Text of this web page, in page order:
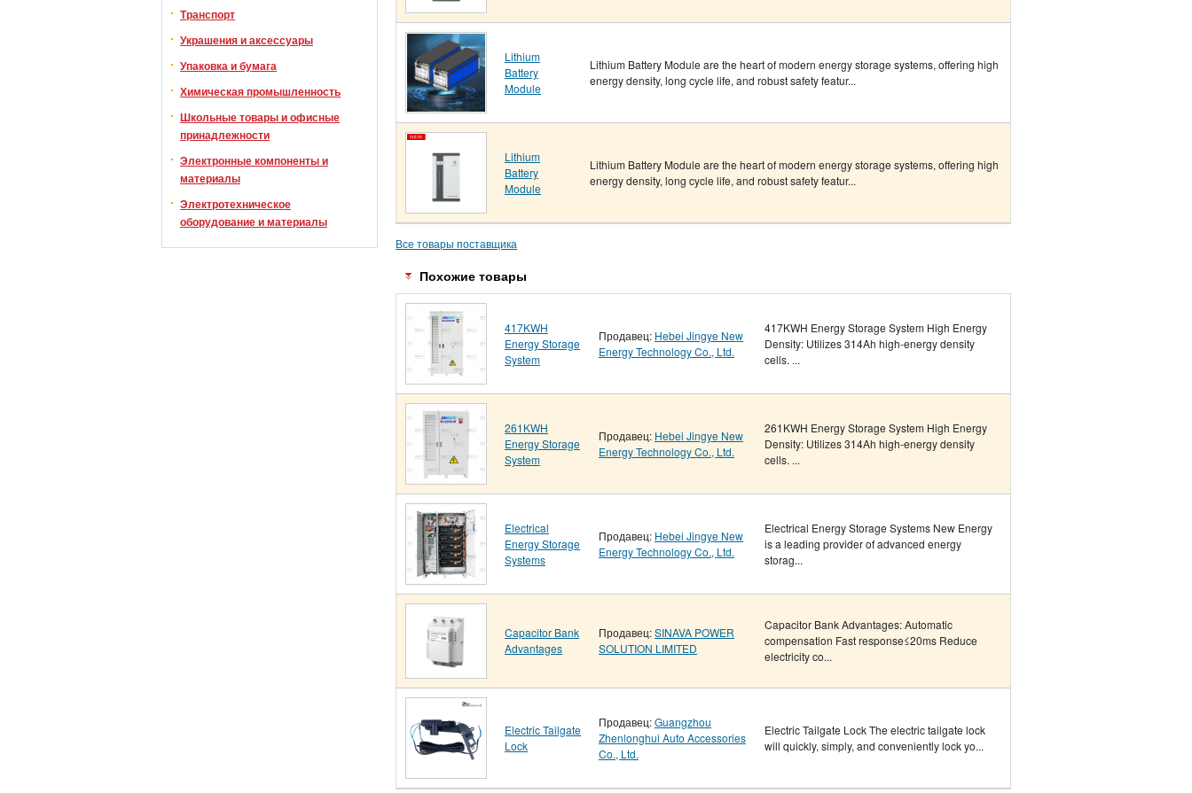
Транспорт
Украшения и аксессуары
Упаковка и бумага
Химическая промышленность
Школьные товары и офисные
принадлежности
Электронные компоненты и
материалы
Электротехническое
оборудование и материалы
Lithium
Battery
Module
Lithium Battery Module are the heart of modern energy storage systems, offering high
energy density, long cycle life, and robust safety featur...
Lithium
Battery
Module
Lithium Battery Module are the heart of modern energy storage systems, offering high
energy density, long cycle life, and robust safety featur...
Все товары поставщика
Похожие товары
417KWH
Energy Storage
System
Продавец: Hebei Jingye New
Energy Technology Co., Ltd.
417KWH Energy Storage System High Energy
Density: Utilizes 314Ah high-energy density
cells. ...
261KWH
Energy Storage
System
Продавец: Hebei Jingye New
Energy Technology Co., Ltd.
261KWH Energy Storage System High Energy
Density: Utilizes 314Ah high-energy density
cells. ...
Electrical
Energy Storage
Systems
Продавец: Hebei Jingye New
Energy Technology Co., Ltd.
Electrical Energy Storage Systems New Energy
is a leading provider of advanced energy
storag...
Capacitor Bank
Advantages
Продавец:SINAVA POWER
SOLUTION LIMITED
Capacitor Bank Advantages: Automatic
compensation Fast response≤20ms Reduce
electricity co...
Electric Tailgate
Lock
Продавец:Guangzhou
Zhenlonghui Auto Accessories
Co., Ltd.
Electric Tailgate Lock The electric tailgate lock
will quickly, simply, and conveniently lock yo...